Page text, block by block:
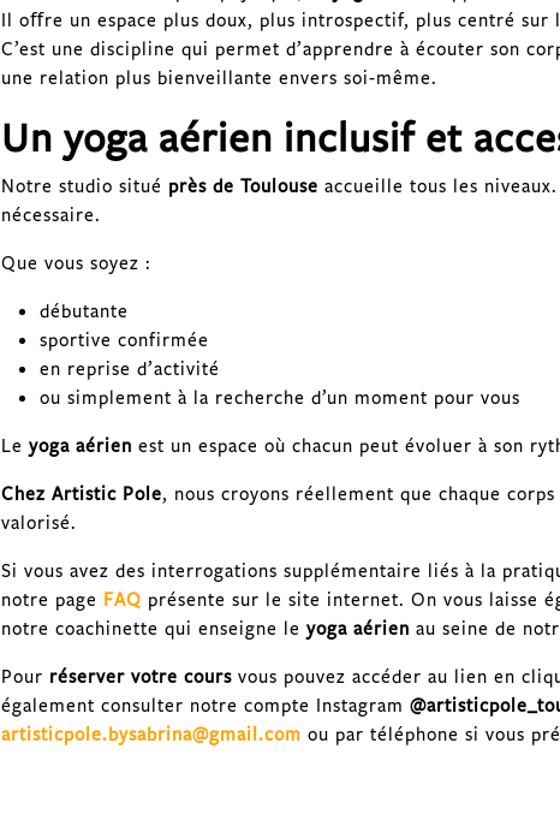
Il oﬀre un espace plus doux, plus introspectif, plus centré sur
C’est une discipline qui permet d’apprendre à écouter son
une relation plus bienveillante envers soi-même.
Un yoga aérien inclusif et
Notre studio situé près de Toulouse accueille tous les
nécessaire.
Que vous soyez :
débutante
sportive confirmée
en reprise d’activité
ou simplement à la recherche d’un moment pour vous
Le yoga aérien est un espace où chacun peut évoluer à son
Chez Artistic Pole, nous croyons réellement que chaque
valorisé.
Si vous avez des interrogations supplémentaire liés à la
notre page FAQ présente sur le site internet. On vous laisse
notre coachinette qui enseigne le yoga aérien au seine de
Pour réserver votre cours vous pouvez accéder au lien en
également consulter notre compte Instagram
artisticpole.bysabrina@gmail.com ou par téléphone si vous